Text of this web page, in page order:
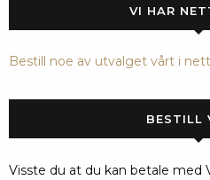
VI HAR
Bestill noe av utvalget vårt i
BESTILL
Visste du at du kan betale med